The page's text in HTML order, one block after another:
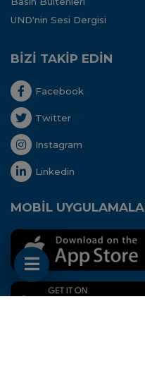
UND'nin Sesi Dergisi
BİZİ TAKİP EDİN
Facebook
Twitter
Instagram
Linkedin
MOBİL